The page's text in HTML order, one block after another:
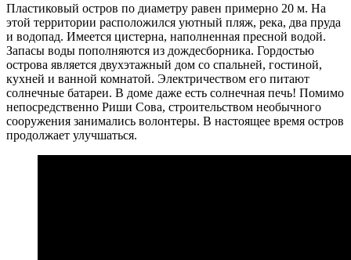
Пластиковый остров по диаметру равен примерно 20 м. На
этой территории расположился уютный пляж, река, два пруда
и водопад. Имеется цистерна, наполненная пресной водой.
Запасы воды пополняются из дождесборника. Гордостью
острова является двухэтажный дом со спальней, гостиной,
кухней и ванной комнатой. Электричеством его питают
солнечные батареи. В доме даже есть солнечная печь! Помимо
непосредственно Риши Сова, строительством необычного
сооружения занимались волонтеры. В настоящее время остров
продолжает улучшаться.